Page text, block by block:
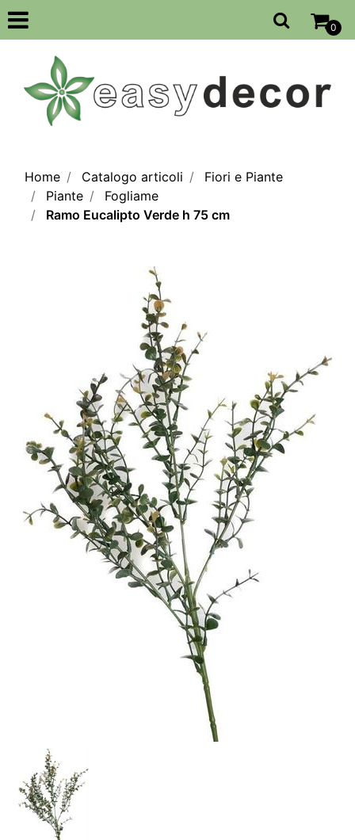
Open
0
Home Catalogo articoli
Fiori e Piante
Piante
Fogliame
Ramo Eucalipto Verde h 75 cm